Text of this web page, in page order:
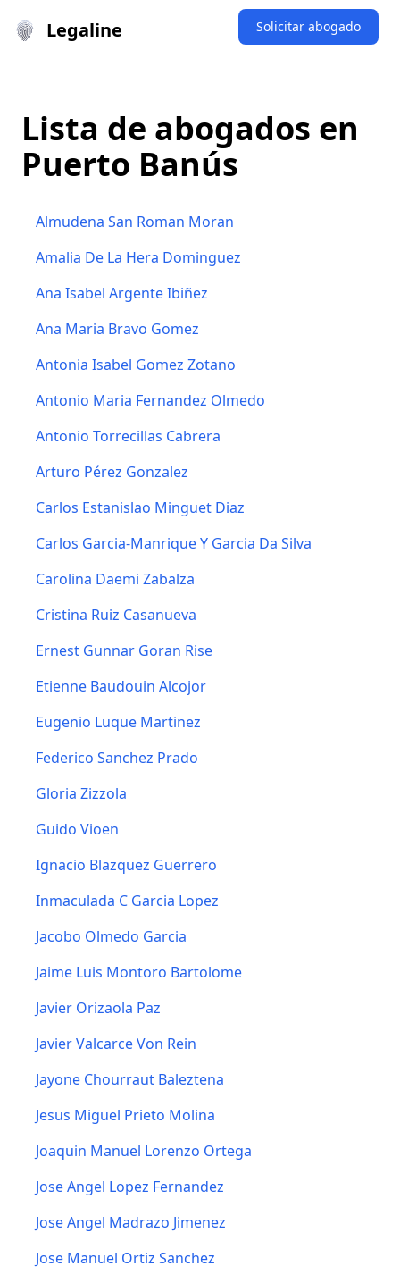
Legaline Solicitar abogado
Lista de abogados en
Puerto Banús
Almudena San Roman Moran
Amalia De La Hera Dominguez
Ana Isabel Argente Ibiñez
Ana Maria Bravo Gomez
Antonia Isabel Gomez Zotano
Antonio Maria Fernandez Olmedo
Antonio Torrecillas Cabrera
Arturo Pérez Gonzalez
Carlos Estanislao Minguet Diaz
Carlos Garcia-Manrique Y Garcia Da Silva
Carolina Daemi Zabalza
Cristina Ruiz Casanueva
Ernest Gunnar Goran Rise
Etienne Baudouin Alcojor
Eugenio Luque Martinez
Federico Sanchez Prado
Gloria Zizzola
Guido Vioen
Ignacio Blazquez Guerrero
Inmaculada C Garcia Lopez
Jacobo Olmedo Garcia
Jaime Luis Montoro Bartolome
Javier Orizaola Paz
Javier Valcarce Von Rein
Jayone Chourraut Baleztena
Jesus Miguel Prieto Molina
Joaquin Manuel Lorenzo Ortega
Jose Angel Lopez Fernandez
Jose Angel Madrazo Jimenez
Jose Manuel Ortiz Sanchez